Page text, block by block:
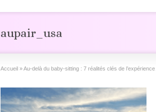
aupair_usa
Accueil »Au-delà du baby-sitting : 7 réalités clés de